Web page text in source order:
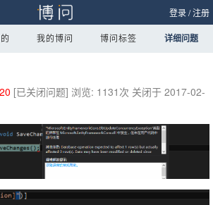
登录/注册
我的博问 博问标签 详细问题
20 [已关闭问题] 浏览: 1131次 关闭于 2017-02-